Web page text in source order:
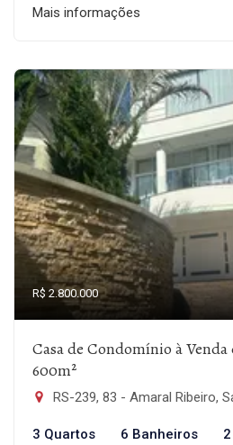
Mais informações
R$ 2.800.000
Casa de Condomínio à
600m²
RS-239, 83 - Amaral Ribeiro,
3 Quartos 6 Banheiros